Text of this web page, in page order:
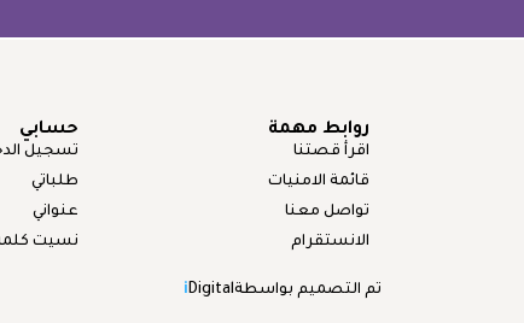
روابط مهمة
اقرأ قصتنا
قائمة الامنيات
تواصل معنا
الانستقرام
حسابي
تسجيل
طلباتي
عنواني
نسيت كلمة
تم التصميم بواسطة iDigital